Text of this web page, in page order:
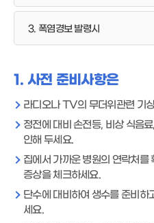
3. 폭염경보 발령시
1. 사전 준비사항은
라디오나 TV의 무더위관련 기
정전에 대비 손전등, 비상 식음
인해 두세요.
집에서 가까운 병원의 연락처를
증상을 체크하세요.
단수에 대비하여 생수를 준비하
세요.